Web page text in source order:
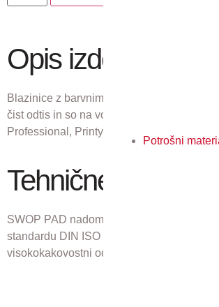
Potrošni
Opis izdelka
Blazinice z barvnim črnilom 7012 MCI
čist odtis in so na voljo za vse modele
Professional, Printy, Mobile Printy, Pocket
Tehnične lastnosti
SWOP PAD nadomestna blazinica za
standardu DIN ISO 14145-2, ki ustvari
visokokakovostni odtis.